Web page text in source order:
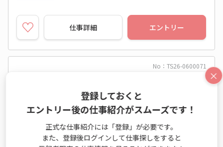
仕事詳細 エントリー
No：TS26-0600071
黒川駅すぐ！セレモニー業界での事務★社内サ
ポート業務♪
一般事務・OA事務 / テレマーケティング業務（受信） /
×
登録しておくと
エントリー後の仕事紹介がスムーズです！
正式な仕事紹介には「登録」が必要です。
また、登録後ログインして仕事探しをすると